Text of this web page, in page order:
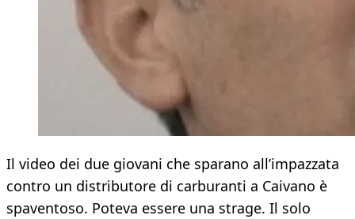
Il video dei due giovani che sparano all’impazzata
contro un distributore di carburanti a Caivano è
spaventoso. Poteva essere una strage. Il solo